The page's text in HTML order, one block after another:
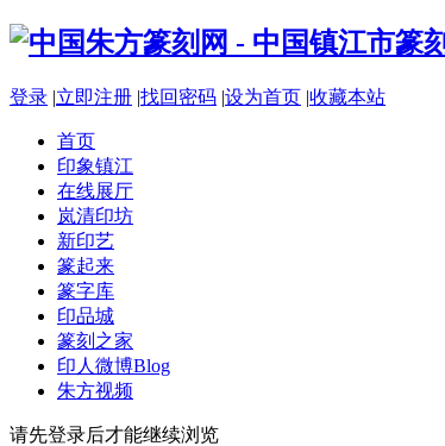
登录 |立即注册 |找回密码 |设为首页 |收藏本站
首页
印象镇江
在线展厅
岚清印坊
新印艺
篆起来
篆字库
印品城
篆刻之家
印人微博Blog
朱方视频
请先登录后才能继续浏览